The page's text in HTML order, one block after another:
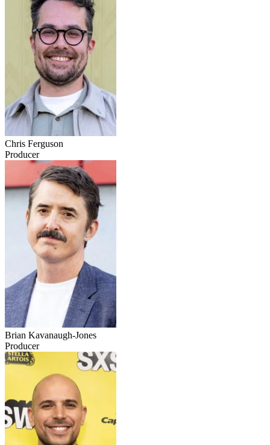
Chris Ferguson
Producer
Brian Kavanaugh-Jones
Producer